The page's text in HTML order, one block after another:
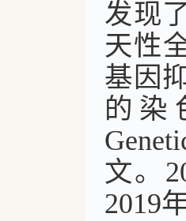
发现
天性
基因
的染
文。
2019